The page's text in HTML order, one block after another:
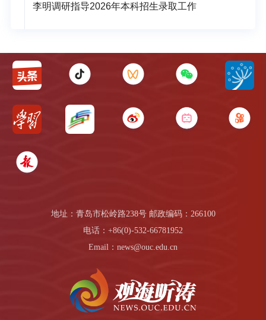
李明调研指导2026年本科招生录取工作
地址：青岛市松岭路238号 邮政编码：266100
电话：+86(0)-532-66781952
Email：news@ouc.edu.cn